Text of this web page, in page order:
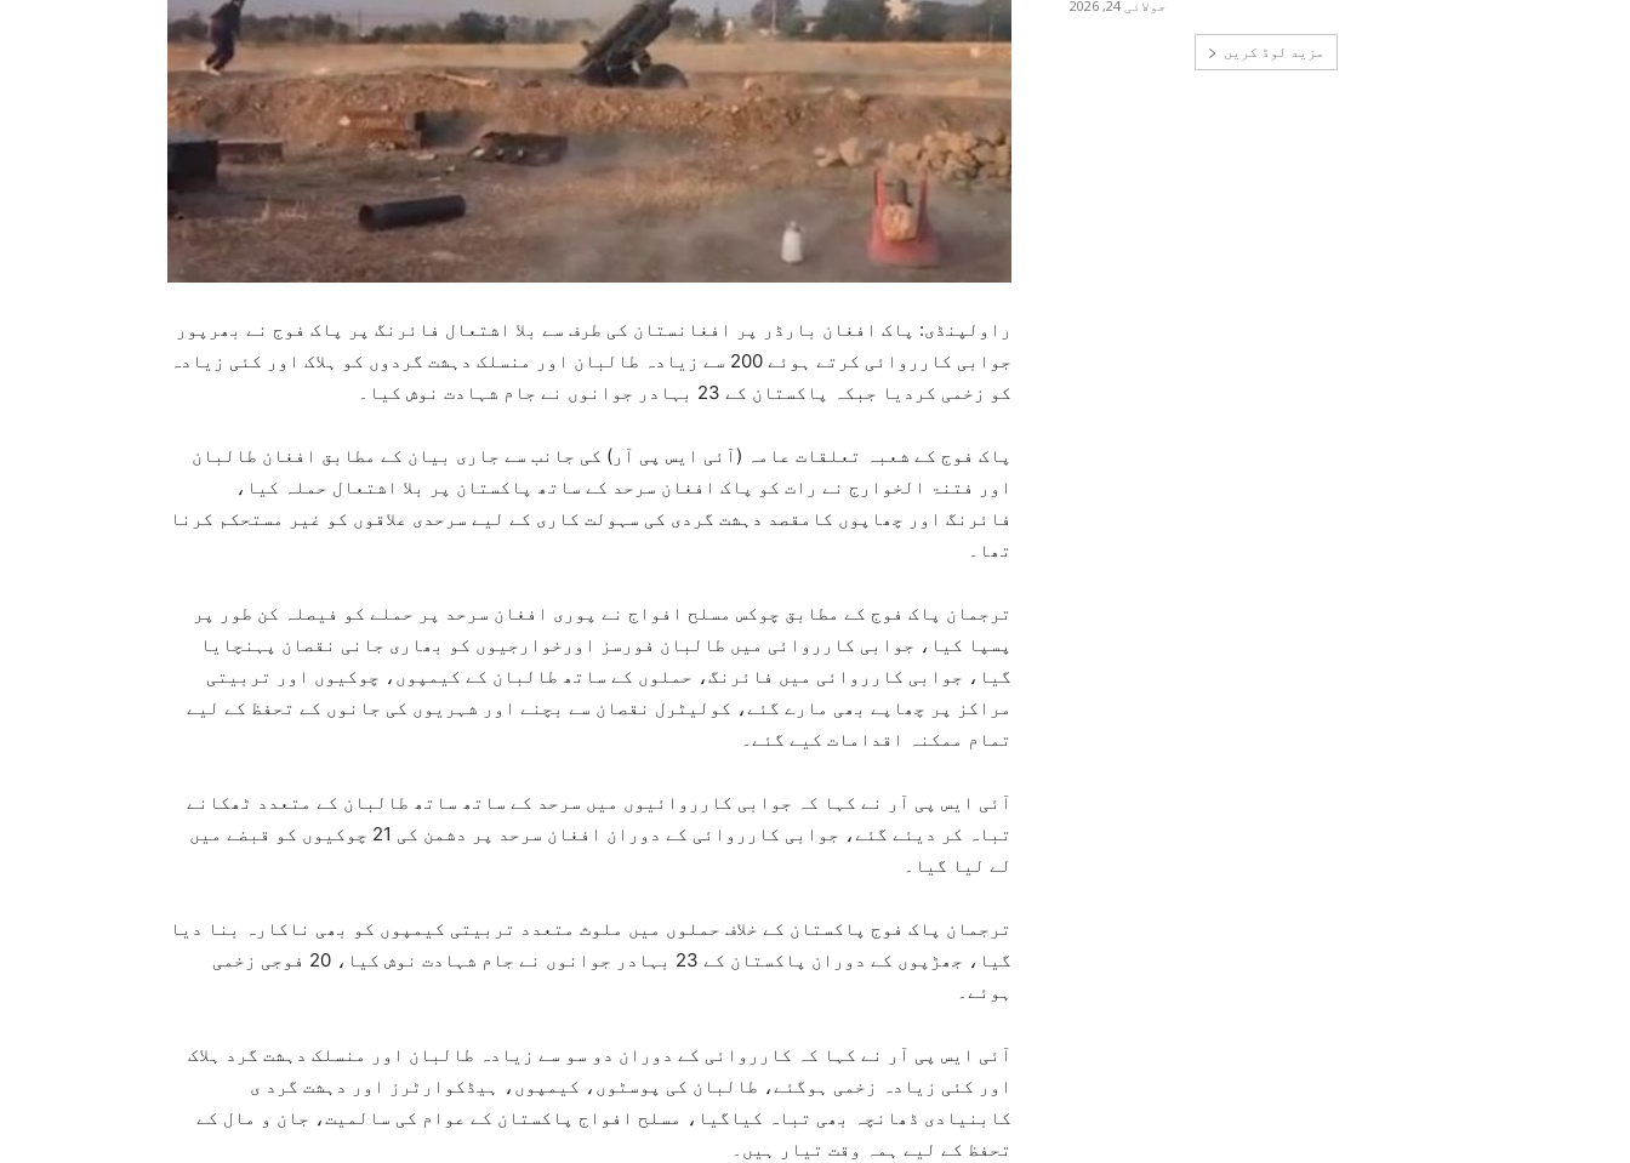
راولپنڈی: پاک افغان بارڈر پر افغانستان کی طرف سے بلا اشتعال فائرنگ پر پاک فوج نے بھرپور
جوابی کارروائی کرتے ہوئے 200 سے زیادہ طالبان اور منسلک دہشت گردوں کو ہلاک اور کئی زیادہ
کو زخمی کردیا جبکہ پاکستان کے 23 بہادر جوانوں نے جام شہادت نوش کیا۔
پاک فوج کے شعبہ تعلقات عامہ (آئی ایس پی آر) کی جانب سے جاری بیان کے مطابق افغان طالبان
اور فتنۃ الخوارج نے رات کو پاک افغان سرحد کے ساتھ پاکستان پر بلا اشتعال حملہ کیا،
فائرنگ اور چھاپوں کامقصد دہشت گردی کی سہولت کاری کے لیے سرحدی علاقوں کو غیر مستحکم کرنا
تھا۔
ترجمان پاک فوج کے مطابق چوکس مسلح افواج نے پوری افغان سرحد پر حملے کو فیصلہ کن طور پر
پسپا کیا، جوابی کارروائی میں طالبان فورسز اورخوارجیوں کو بھاری جانی نقصان پہنچایا
گیا، جوابی کارروائی میں فائرنگ، حملوں کے ساتھ طالبان کے کیمپوں، چوکیوں اور تربیتی
مراکز پر چھاپے بھی مارے گئے، کولیٹرل نقصان سے بچنے اور شہریوں کی جانوں کے تحفظ کے لیے
تمام ممکنہ اقدامات کیے گئے۔
آئی ایس پی آر نے کہا کہ جوابی کارروائیوں میں سرحد کے ساتھ ساتھ طالبان کے متعدد ٹھکانے
تباہ کر دیئے گئے، جوابی کارروائی کے دوران افغان سرحد پر دشمن کی 21 چوکیوں کو قبضے میں
لے لیا گیا۔
ترجمان پاک فوج پاکستان کے خلاف حملوں میں ملوث متعدد تربیتی کیمپوں کو بھی ناکارہ بنا دیا
گیا، جھڑپوں کے دوران پاکستان کے 23 بہادر جوانوں نے جام شہادت نوش کیا، 20 فوجی زخمی
ہوئے۔
آئی ایس پی آر نے کہا کہ کارروائی کے دوران دو سو سے زیادہ طالبان اور منسلک دہشت گرد ہلاک
اور کئی زیادہ زخمی ہوگئے، طالبان کی پوسٹوں، کیمپوں، ہیڈکوارٹرز اور دہشت گرد ی
کابنیادی ڈھانچہ بھی تباہ کیاگیا، مسلح افواج پاکستان کے عوام کی سالمیت، جان و مال کے
تحفظ کے لیے ہمہ وقت تیار ہیں۔
جولائی 24, 2026
مزید لوڈ کریں